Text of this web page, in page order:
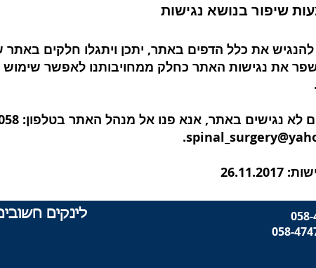
שיפור בנושא נגישות
להנגיש את כלל הדפים באתר, יתכן ויתגלו חלקים
את נגישות האתר כחלק ממחויבותנו לאפשר שימוש
לא נגישים באתר, אנא פנו אל מנהל האתר בטלפון:
.
לינקים